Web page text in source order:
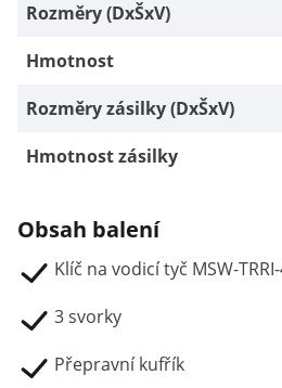
Rozměry (DxŠxV)
Hmotnost
Rozměry zásilky (DxŠxV)
Hmotnost zásilky
Obsah balení
Klíč na vodicí tyč MSW-
3 svorky
Přepravní kufřík